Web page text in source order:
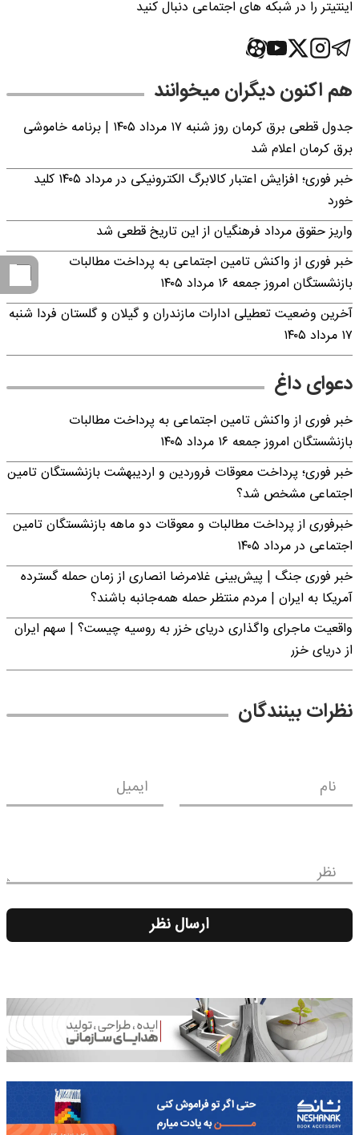
اینتیتر را در شبکه های اجتماعی دنبال کنید
هم اکنون دیگران میخوانند
جدول قطعی برق کرمان روز شنبه ۱۷ مرداد ۱۴۰۵ | برنامه خاموشی
برق کرمان اعلام شد
خبر فوری؛ افزایش اعتبار کالابرگ الکترونیکی در مرداد ۱۴۰۵ کلید
خورد
واریز حقوق مرداد فرهنگیان از این تاریخ قطعی شد
خبر فوری از واکنش تامین اجتماعی به پرداخت مطالبات
بازنشستگان امروز جمعه ۱۶ مرداد ۱۴۰۵
آخرین وضعیت تعطیلی ادارات مازندران و گیلان و گلستان فردا شنبه
۱۷ مرداد ۱۴۰۵
دعوای داغ
خبر فوری از واکنش تامین اجتماعی به پرداخت مطالبات
بازنشستگان امروز جمعه ۱۶ مرداد ۱۴۰۵
خبر فوری؛ پرداخت معوقات فروردین و اردیبهشت بازنشستگان تامین
اجتماعی مشخص شد؟
خبرفوری از پرداخت مطالبات و معوقات دو ماهه بازنشستگان تامین
اجتماعی در مرداد ۱۴۰۵
خبر فوری جنگ | پیش‌بینی غلامرضا انصاری از زمان حمله گسترده
آمریکا به ایران | مردم منتظر حمله همه‌جانبه باشند؟
واقعیت ماجرای واگذاری دریای خزر به روسیه چیست؟ | سهم ایران
از دریای خزر
نظرات بینندگان
نام ایمیل
نظر
ارسال نظر